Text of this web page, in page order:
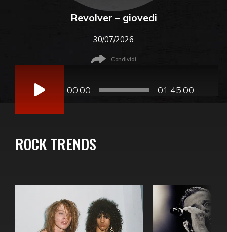
Revolver – giovedi
30/07/2026
Condividi
00:00 01:45:00
ROCK TRENDS